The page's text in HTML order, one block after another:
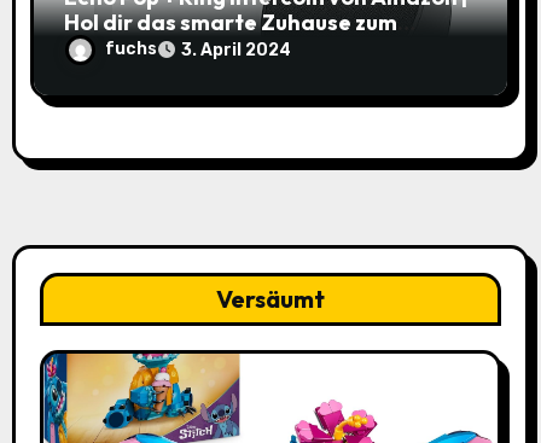
Hol dir das smarte Zuhause zum
Schnäppchenpreis!
fuchs 3. April 2024
Versäumt